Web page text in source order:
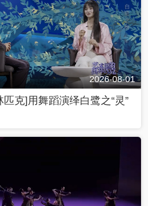
2026-08-01
克]用舞蹈演绎白鹭之“灵”